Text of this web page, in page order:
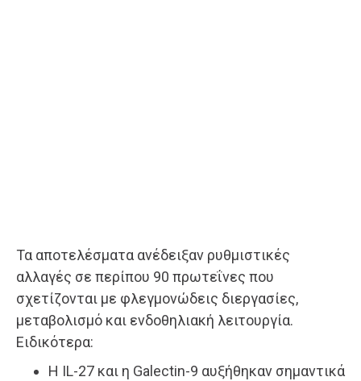
Τα αποτελέσματα ανέδειξαν ρυθμιστικές
αλλαγές σε περίπου 90 πρωτεΐνες που
σχετίζονται με φλεγμονώδεις διεργασίες,
μεταβολισμό και ενδοθηλιακή λειτουργία.
Ειδικότερα:
Η IL-27 και η Galectin-9 αυξήθηκαν σημαντικά